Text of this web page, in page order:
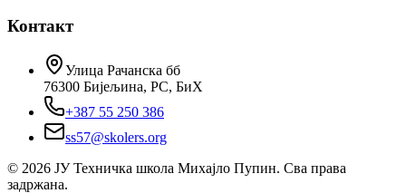
Контакт
Улица Рачанска бб
76300 Бијељина, РС, БиХ
+387 55 250 386
ss57@skolers.org
© 2026 ЈУ Техничка школа Михајло Пупин. Сва права
задржана.